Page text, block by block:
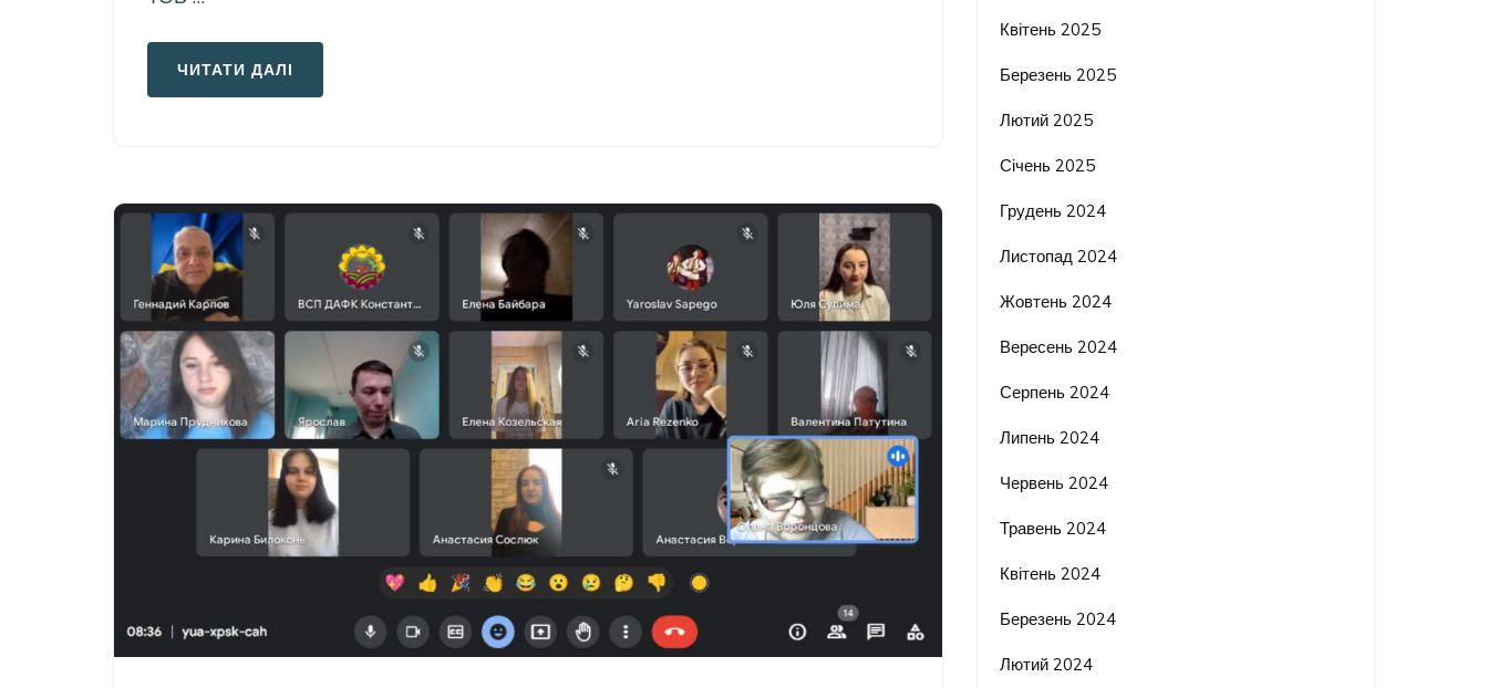
ЧИТАТИ ДАЛІ
Квітень 2025
Березень 2025
Лютий 2025
Січень 2025
Грудень 2024
Листопад 2024
Жовтень 2024
Вересень 2024
Серпень 2024
Липень 2024
Червень 2024
Травень 2024
Квітень 2024
Березень 2024
Лютий 2024